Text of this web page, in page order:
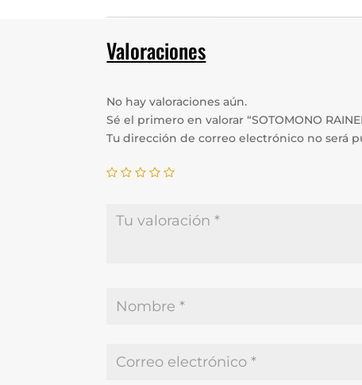
Valoraciones
No hay valoraciones aún.
Sé el primero en valorar “SOTOMONO
Tu dirección de correo electrónico no será